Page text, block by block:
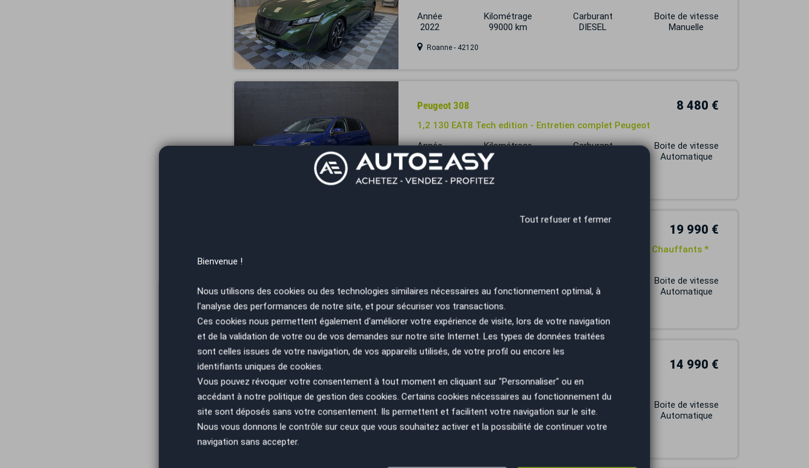
Année
2022
Kilométrage
99000 km
Carburant
DIESEL
Boite de vitesse
Manuelle
Roanne - 42120
Peugeot 308 8 480 €
1,2 130 EAT8 Tech edition - Entretien complet Peugeot
Année
2018
Kilométrage
102000 km
Carburant
Boite de vitesse
Automatique
Brest - 29850
19 990 €
GT 130cv Full Option * Caméra 360 * Sièges Massants Chauffants *
2022
40900 km
ESSENCE
Boite de vitesse
Automatique
Bordeaux Mérignac - 33185
14 990 €
1.5 BLUEHDI / 130 CH / ALLURE
2023
100000 km
DIESEL
Boite de vitesse
Automatique
Tout refuser et fermer
Bienvenue !
Nous utilisons des cookies ou des technologies similaires nécessaires au fonctionnement optimal, à
l'analyse des performances de notre site, et pour sécuriser vos transactions.
Ces cookies nous permettent également d'améliorer votre expérience de visite, lors de votre navigation
et de la validation de votre ou de vos demandes sur notre site Internet. Les types de données traitées
sont celles issues de votre navigation, de vos appareils utilisés, de votre profil ou encore les
identifiants uniques de cookies.
Vous pouvez révoquer votre consentement à tout moment en cliquant sur "Personnaliser" ou en
accédant à notre politique de gestion des cookies. Certains cookies nécessaires au fonctionnement du
site sont déposés sans votre consentement. Ils permettent et facilitent votre navigation sur le site.
Nous vous donnons le contrôle sur ceux que vous souhaitez activer et la possibilité de continuer votre
navigation sans accepter.